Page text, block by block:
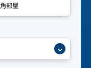
角部屋